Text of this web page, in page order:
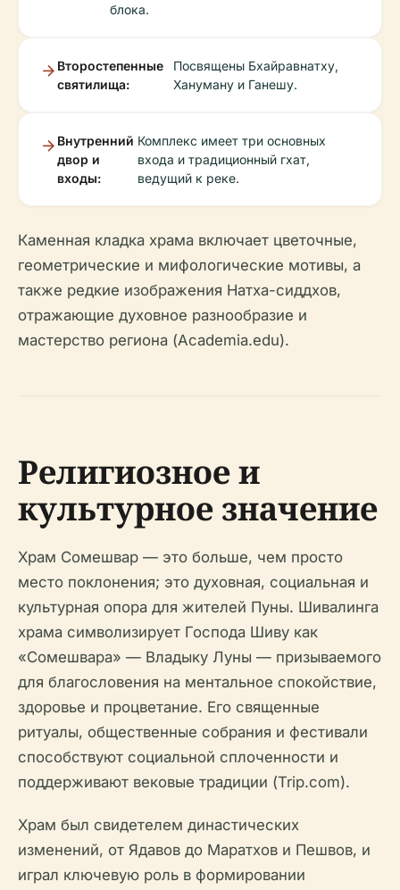
блока.
Второстепенные
святилища:
Посвящены Бхайравнатху,
Хануману и Ганешу.
Внутренний
двор и
входы:
Комплекс имеет три основных
входа и традиционный гхат,
ведущий к реке.
Каменная кладка храма включает цветочные,
геометрические и мифологические мотивы, а
также редкие изображения Натха-сиддхов,
отражающие духовное разнообразие и
мастерство региона (Academia.edu).
Религиозное и
культурное значение
Храм Сомешвар — это больше, чем просто
место поклонения; это духовная, социальная и
культурная опора для жителей Пуны. Шивалинга
храма символизирует Господа Шиву как
«Сомешвара» — Владыку Луны — призываемого
для благословения на ментальное спокойствие,
здоровье и процветание. Его священные
ритуалы, общественные собрания и фестивали
способствуют социальной сплоченности и
поддерживают вековые традиции (Trip.com).
Храм был свидетелем династических
изменений, от Ядавов до Маратхов и Пешвов, и
играл ключевую роль в формировании